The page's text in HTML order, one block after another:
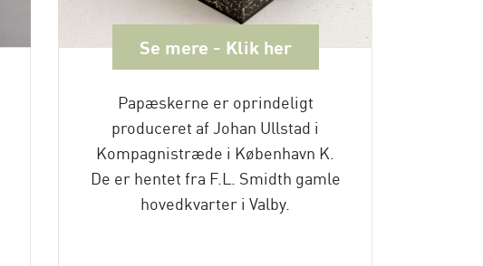
Se mere - Klik her
Papæskerne er oprindeligt
produceret af Johan Ullstad i
Kompagnistræde i København K.
De er hentet fra F.L. Smidth gamle
hovedkvarter i Valby.